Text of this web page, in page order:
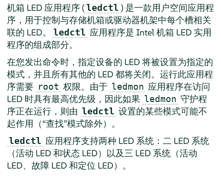
机箱 LED 应用程序 ( ledctl ) 是一款用户空间应用程
序，用于控制与存储机箱或驱动器机架中每个槽相关
联的 LED。
ledctl 应用程序是 Intel 机箱 LED 实用
程序的组成部分。
在您发出命令时，指定设备的 LED 将被设置为指定的
模式，并且所有其他的 LED 都将关闭。运行此应用程
序需要 root 权限。由于 ledmon 应用程序在访问
LED 时具有最高优先级，因此如果 ledmon 守护程
序正在运行，则由 ledctl 设置的某些模式可能不
起作用（“查找”模式除外）。
ledctl 应用程序支持两种 LED 系统：二 LED 系统
（活动 LED 和状态 LED）以及三 LED 系统（活动
LED、故障 LED 和定位 LED）。